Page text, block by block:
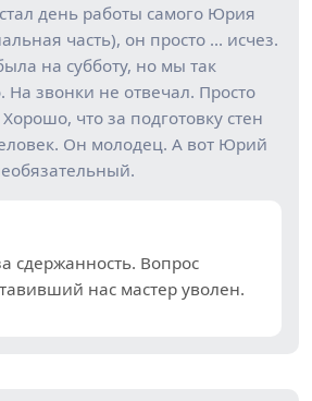
день работы самого Юрия
часть), он просто … исчез.
на субботу, но мы так
На звонки не отвечал. Просто
что за подготовку стен
Он молодец. А вот Юрий
сдержанность. Вопрос
нас мастер уволен.